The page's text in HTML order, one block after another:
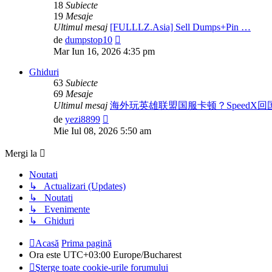
18 Subiecte
19 Mesaje
Ultimul mesaj [FULLLZ.Asia] Sell Dumps+Pin …
de dumpstop10
ultimul
Mar Iun 16, 2026 4:35 pm
Ghiduri
63 Subiecte
69 Mesaje
Ultimul mesaj 海外玩英雄联盟国服卡顿？SpeedX
de yezi8899
ultimul
Mie Iul 08, 2026 5:50 am
Mergi la
Noutati
↳ Actualizari (Updates)
↳ Noutati
↳ Evenimente
↳ Ghiduri
Acasă Prima pagină
Ora este UTC+03:00 Europe/Bucharest
Şterge toate cookie-urile forumului